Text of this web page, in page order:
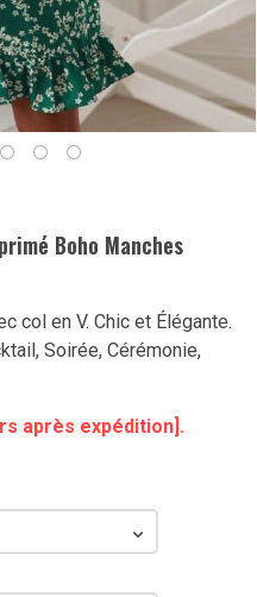
Boho Manches
col en V. Chic et Élégante.
Soirée, Cérémonie,
après expédition].